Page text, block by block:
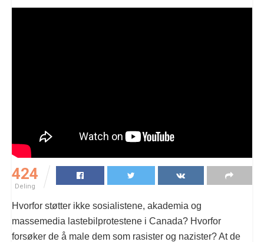
424
Deling
Hvorfor støtter ikke sosialistene, akademia og
massemedia lastebilprotestene i Canada? Hvorfor
forsøker de å male dem som rasister og nazister? At de